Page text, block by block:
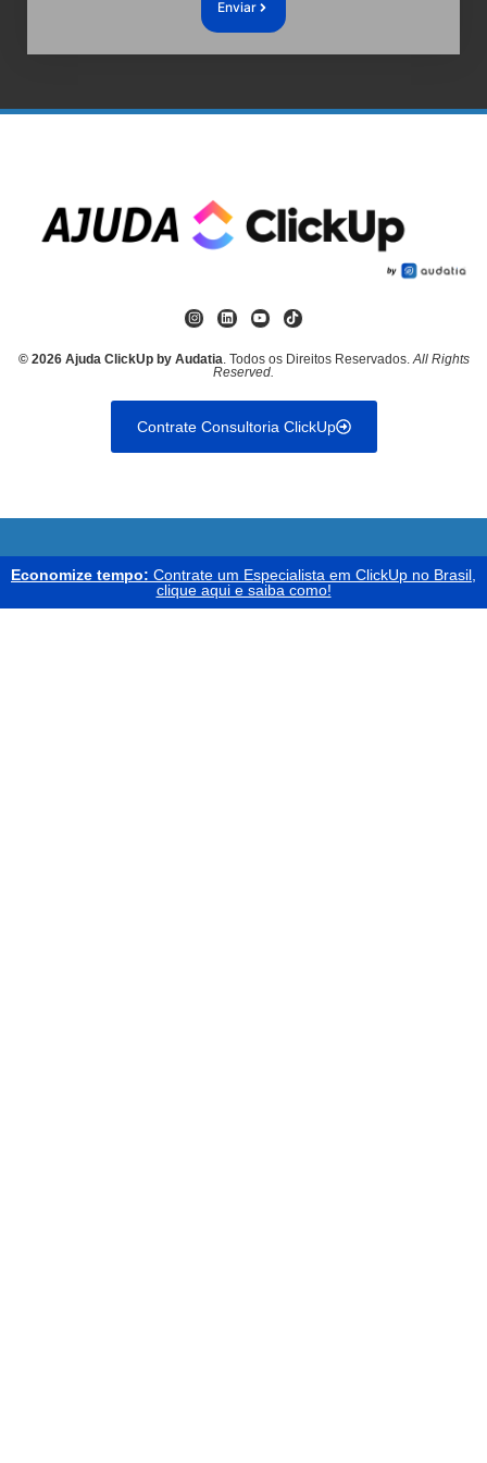
Enviar
© 2026 Ajuda ClickUp by Audatia. Todos os Direitos Reservados.All Rights
Reserved.
Contrate Consultoria ClickUp
Economize tempo: Contrate um Especialista em ClickUp no Brasil,
clique aqui e saiba como!